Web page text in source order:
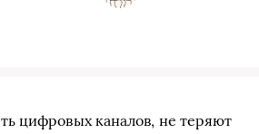
цифровых каналов, не теряют